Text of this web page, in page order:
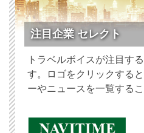
注目企業 セレクト
トラベルボイスが注目す
す。ロゴをクリックする
ーやニュースを一覧する